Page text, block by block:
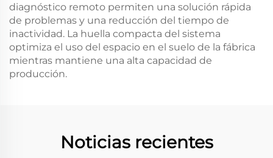
diagnóstico remoto permiten una solución rápida
de problemas y una reducción del tiempo de
inactividad. La huella compacta del sistema
optimiza el uso del espacio en el suelo de la fábrica
mientras mantiene una alta capacidad de
producción.
Noticias recientes